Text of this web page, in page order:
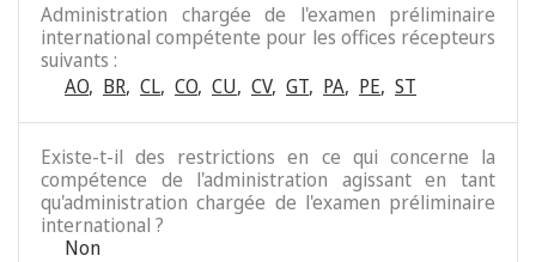
Administration chargée de l'examen préliminaire
international compétente pour les offices récepteurs
suivants :
AO, BR, CL, CO, CU, CV, GT, PA, PE, ST
Existe-t-il des restrictions en ce qui concerne la
compétence de l'administration agissant en tant
qu'administration chargée de l'examen préliminaire
international ?
Non